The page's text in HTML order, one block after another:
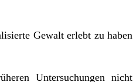
Gewalt erlebt zu haben
Untersuchungen nicht